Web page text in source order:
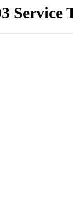
Service